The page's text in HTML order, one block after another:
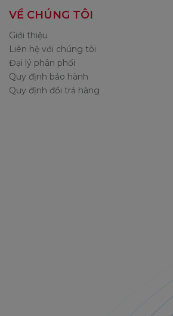
VỀ CHÚNG TÔI
Giới thiệu
Liên hệ với chúng tôi
Đại lý phân phối
Quy định bảo hành
Quy định đổi trả hàng